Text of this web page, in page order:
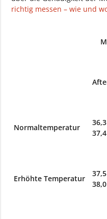
richtig messen – wie und
Normaltemperatur
Erhöhte Temperatur